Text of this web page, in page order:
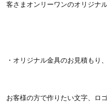
客さまオンリーワンのオリジナ
・オリジナル金具のお見積もり
お客様の方で作りたい文字、ロ